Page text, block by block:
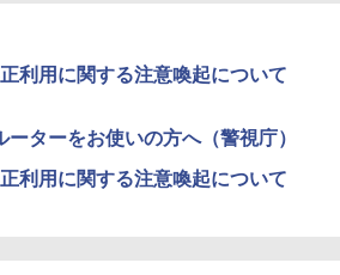
利用に関する注意喚起について
ターをお使いの方へ（警視庁）
利用に関する注意喚起について